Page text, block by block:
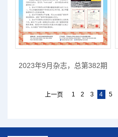
2023年9月杂志，总第382期
上一页 1 2 3 4 5